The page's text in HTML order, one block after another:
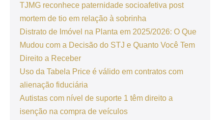
TJMG reconhece paternidade socioafetiva post
mortem de tio em relação à sobrinha
Distrato de Imóvel na Planta em 2025/2026: O Que
Mudou com a Decisão do STJ e Quanto Você Tem
Direito a Receber
Uso da Tabela Price é válido em contratos com
alienação fiduciária
Autistas com nível de suporte 1 têm direito a
isenção na compra de veículos